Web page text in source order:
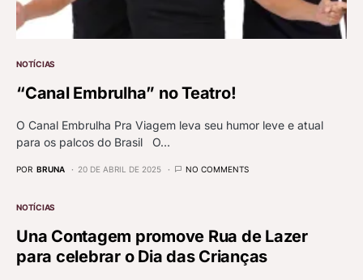
NOTÍCIAS
“Canal Embrulha” no Teatro!
O Canal Embrulha Pra Viagem leva seu humor leve e atual
para os palcos do Brasil O…
POR BRUNA 20 DE ABRIL DE 2025 NO COMMENTS
NOTÍCIAS
Una Contagem promove Rua de Lazer
para celebrar o Dia das Crianças